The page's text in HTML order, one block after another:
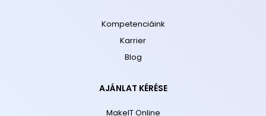
Kompetenciáink
Karrier
Blog
AJÁNLAT KÉRÉSE
MakeIT Online